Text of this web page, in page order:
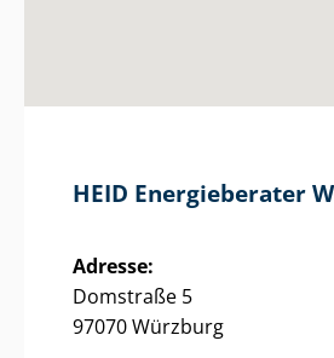
HEID Energieberater
Adresse:
Domstraße 5
97070 Würzburg